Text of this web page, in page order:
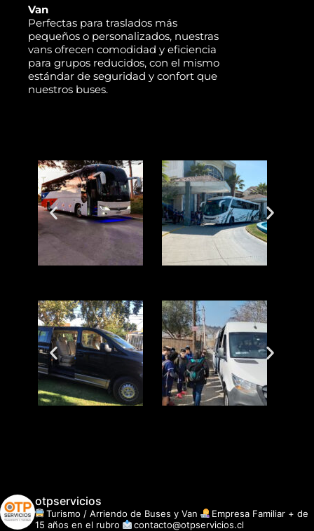
Van
Perfectas para traslados más
pequeños o personalizados, nuestras
vans ofrecen comodidad y eficiencia
para grupos reducidos, con el mismo
estándar de seguridad y confort que
nuestros buses.
otpservicios
Turismo / Arriendo de Buses y Van
Empresa Familiar + de
15 años en el rubro
contacto@otpservicios.cl